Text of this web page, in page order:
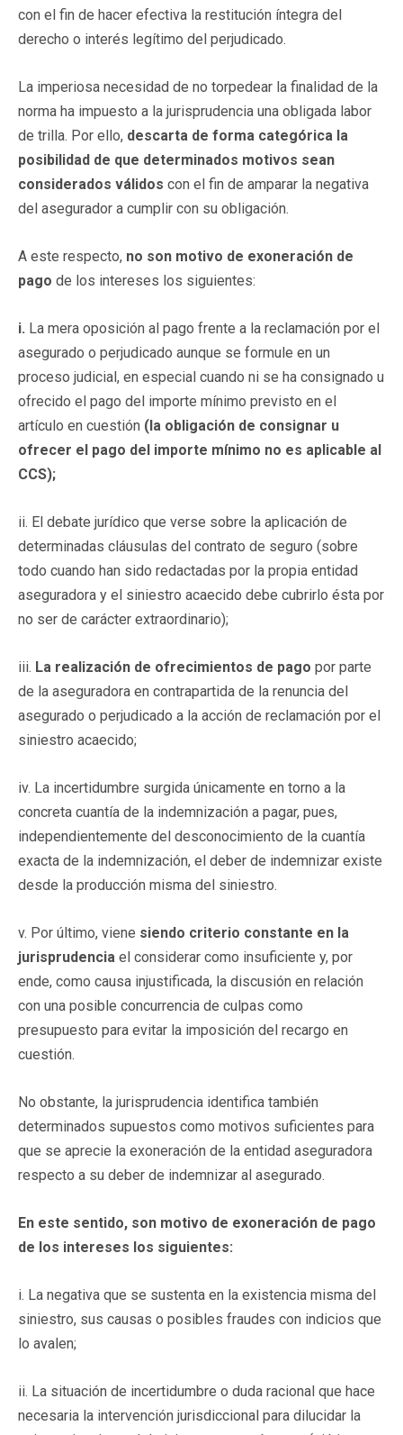
con el fin de hacer efectiva la restitución íntegra del
derecho o interés legítimo del perjudicado.
La imperiosa necesidad de no torpedear la finalidad de la
norma ha impuesto a la jurisprudencia una obligada labor
de trilla. Por ello, descarta de forma categórica la
posibilidad de que determinados motivos sean
considerados válidos con el fin de amparar la negativa
del asegurador a cumplir con su obligación.
A este respecto, no son motivo de exoneración de
pago de los intereses los siguientes:
i. La mera oposición al pago frente a la reclamación por el
asegurado o perjudicado aunque se formule en un
proceso judicial, en especial cuando ni se ha consignado u
ofrecido el pago del importe mínimo previsto en el
artículo en cuestión (la obligación de consignar u
ofrecer el pago del importe mínimo no es aplicable al
CCS);
ii. El debate jurídico que verse sobre la aplicación de
determinadas cláusulas del contrato de seguro (sobre
todo cuando han sido redactadas por la propia entidad
aseguradora y el siniestro acaecido debe cubrirlo ésta por
no ser de carácter extraordinario);
iii. La realización de ofrecimientos de pago por parte
de la aseguradora en contrapartida de la renuncia del
asegurado o perjudicado a la acción de reclamación por el
siniestro acaecido;
iv. La incertidumbre surgida únicamente en torno a la
concreta cuantía de la indemnización a pagar, pues,
independientemente del desconocimiento de la cuantía
exacta de la indemnización, el deber de indemnizar existe
desde la producción misma del siniestro.
v. Por último, viene siendo criterio constante en la
jurisprudencia el considerar como insuficiente y, por
ende, como causa injustificada, la discusión en relación
con una posible concurrencia de culpas como
presupuesto para evitar la imposición del recargo en
cuestión.
No obstante, la jurisprudencia identifica también
determinados supuestos como motivos suficientes para
que se aprecie la exoneración de la entidad aseguradora
respecto a su deber de indemnizar al asegurado.
En este sentido, son motivo de exoneración de pago
de los intereses los siguientes:
i. La negativa que se sustenta en la existencia misma del
siniestro, sus causas o posibles fraudes con indicios que
lo avalen;
ii. La situación de incertidumbre o duda racional que hace
necesaria la intervención jurisdiccional para dilucidar la